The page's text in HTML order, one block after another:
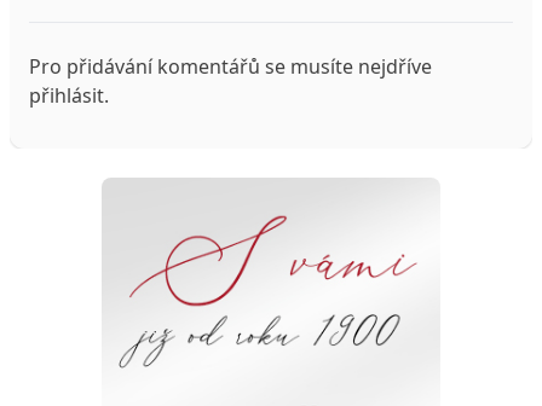
Pro přidávání komentářů se musíte nejdříve
přihlásit.